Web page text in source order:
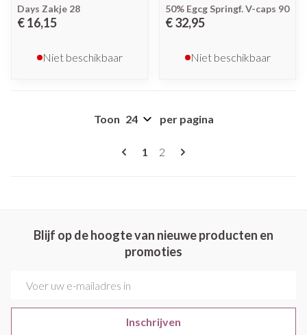
Days Zakje 28
€ 16,15
Niet beschikbaar
50% Egcg Springf. V-caps 90
€ 32,95
Niet beschikbaar
Pagina's
U lees momenteel pagina
1 Pagina
2
Toon per pagina
Blijf op de hoogte van nieuwe producten en
promoties
Inschrijven